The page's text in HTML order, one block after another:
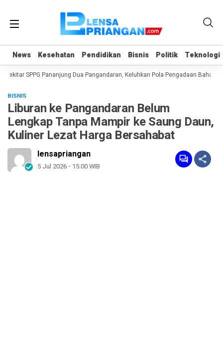
News Kesehatan Pendidikan Bisnis Politik Teknologi
News Kesehatan Pendidikan Bisnis Politik Teknologi
SPPG Pananjung Dua Pangandaran, Keluhkan Pola Pengadaan Bahan
BISNIS
Liburan ke Pangandaran Belum
Lengkap Tanpa Mampir ke Saung Daun,
Kuliner Lezat Harga Bersahabat
lensapriangan
5 Jul 2026 - 15:00 WIB